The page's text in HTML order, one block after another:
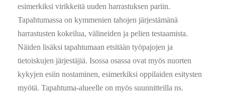
esimerkiksi virikkeitä uuden harrastuksen pariin.
Tapahtumassa on kymmenien tahojen järjestämänä
harrastusten kokeilua, välineiden ja pelien testaamista.
Näiden lisäksi tapahtumaan etsitään työpajojen ja
tietoiskujen järjestäjiä. Isossa osassa ovat myös nuorten
kykyjen esiin nostaminen, esimerkiksi oppilaiden esitysten
myötä. Tapahtuma-alueelle on myös suunnitteilla ns.